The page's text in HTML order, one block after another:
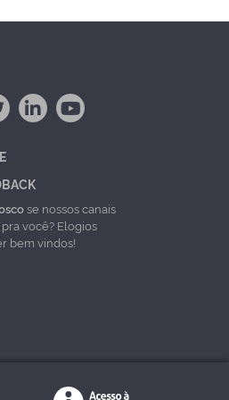
se nossos canais
você? Elogios
bem vindos!